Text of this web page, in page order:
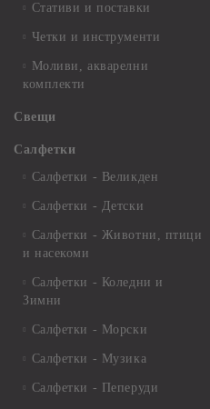
Стативи и поставки
Четки и инструменти
Моливи, акварелни
комплекти
Свещи
Салфетки
Салфетки - Великден
Салфетки - Детски
Салфетки - Животни, птици
и насекоми
Салфетки - Коледни и
Зимни
Салфетки - Морски
Салфетки - Музика
Салфетки - Пеперуди